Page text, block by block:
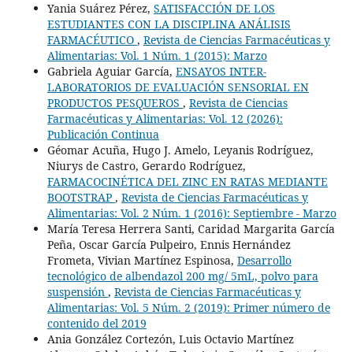
Yania Suárez Pérez, SATISFACCIÓN DE LOS
ESTUDIANTES CON LA DISCIPLINA ANÁLISIS
FARMACÉUTICO , Revista de Ciencias Farmacéuticas y
Alimentarias: Vol. 1 Núm. 1 (2015): Marzo
Gabriela Aguiar García, ENSAYOS INTER-
LABORATORIOS DE EVALUACIÓN SENSORIAL EN
PRODUCTOS PESQUEROS , Revista de Ciencias
Farmacéuticas y Alimentarias: Vol. 12 (2026):
Publicación Continua
Géomar Acuña, Hugo J. Amelo, Leyanis Rodríguez,
Niurys de Castro, Gerardo Rodríguez,
FARMACOCINÉTICA DEL ZINC EN RATAS MEDIANTE
BOOTSTRAP , Revista de Ciencias Farmacéuticas y
Alimentarias: Vol. 2 Núm. 1 (2016): Septiembre - Marzo
María Teresa Herrera Santi, Caridad Margarita García
Peña, Oscar García Pulpeiro, Ennis Hernández
Frometa, Vivian Martínez Espinosa, Desarrollo
tecnológico de albendazol 200 mg/ 5mL, polvo para
suspensión , Revista de Ciencias Farmacéuticas y
Alimentarias: Vol. 5 Núm. 2 (2019): Primer número de
contenido del 2019
Ania González Cortezón, Luis Octavio Martínez